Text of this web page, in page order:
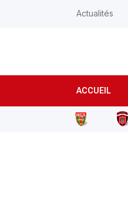
ACCUEIL
Actualités